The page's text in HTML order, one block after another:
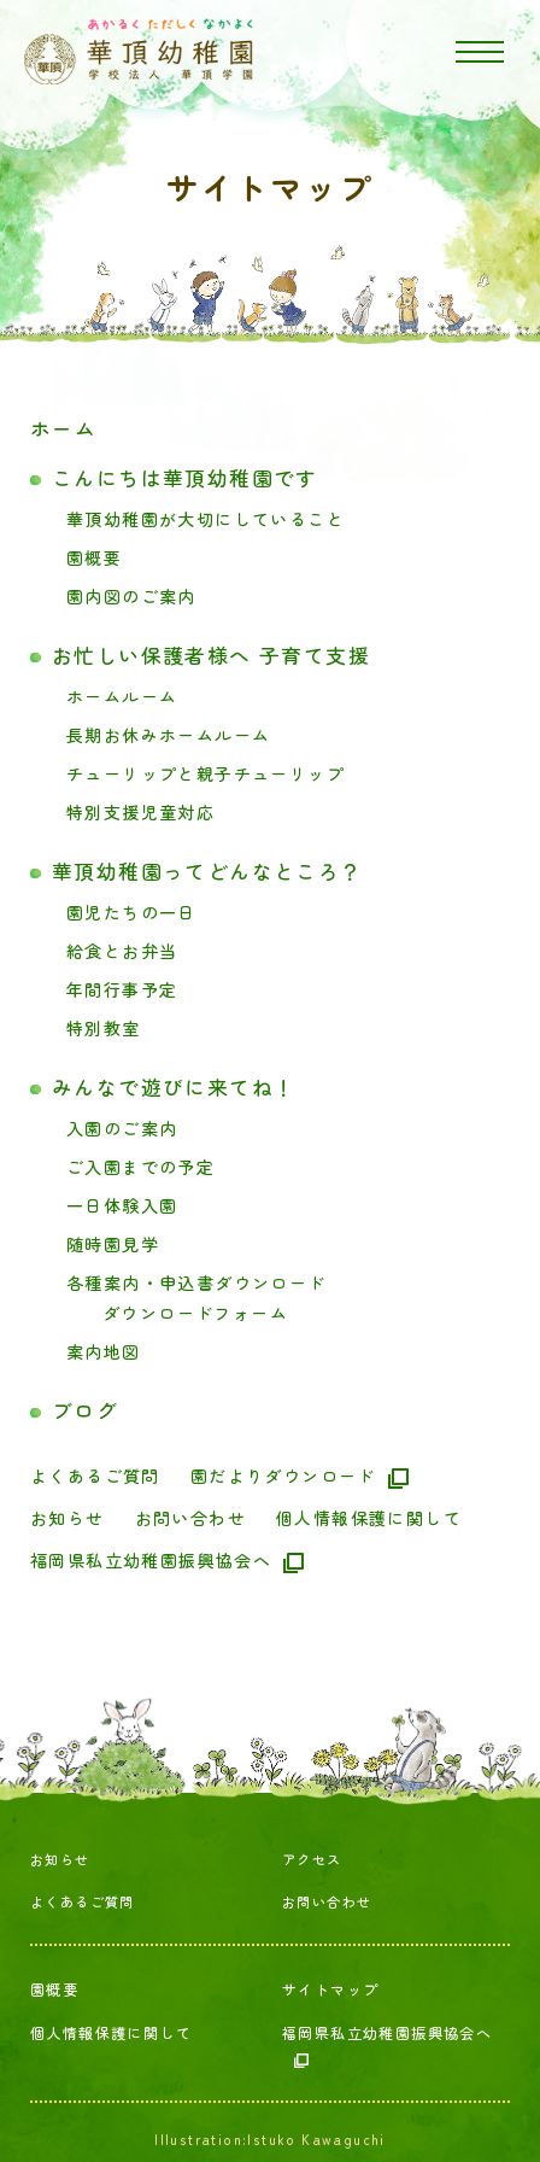
サイトマップ
ホーム
こんにちは華頂幼稚園です
華頂幼稚園が大切にしていること
園概要
園内図のご案内
お忙しい保護者様へ 子育て支援
ホームルーム
長期お休みホームルーム
チューリップと親子チューリップ
特別支援児童対応
華頂幼稚園ってどんなところ？
園児たちの一日
給食とお弁当
年間行事予定
特別教室
みんなで遊びに来てね！
入園のご案内
ご入園までの予定
一日体験入園
随時園見学
各種案内・申込書ダウンロード
ダウンロードフォーム
案内地図
ブログ
よくあるご質問
園だよりダウンロード
お知らせ
お問い合わせ
個人情報保護に関して
福岡県私立幼稚園振興協会へ
お知らせ アクセス
よくあるご質問 お問い合わせ
Illustration:Istuko Kawaguchi
園概要 サイトマップ
個人情報保護に関して 福岡県私立幼稚園振興協会へ